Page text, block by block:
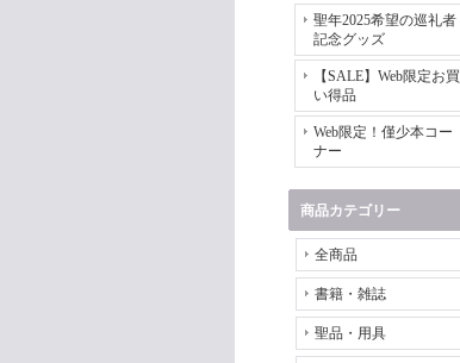
聖年2025希望の巡礼者
記念グッズ
【SALE】Web限定お買
い得品
Web限定！僅少本コー
ナー
商品カテゴリー
全商品
書籍・雑誌
聖品・用具